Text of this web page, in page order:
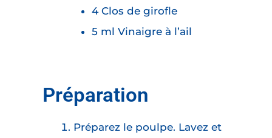
4 Clos de girofle
5 ml Vinaigre à l’ail
Préparation
Préparez le poulpe. Lavez et